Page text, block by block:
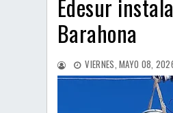
Edesur
Barahona
VIERNES, MAYO 08,